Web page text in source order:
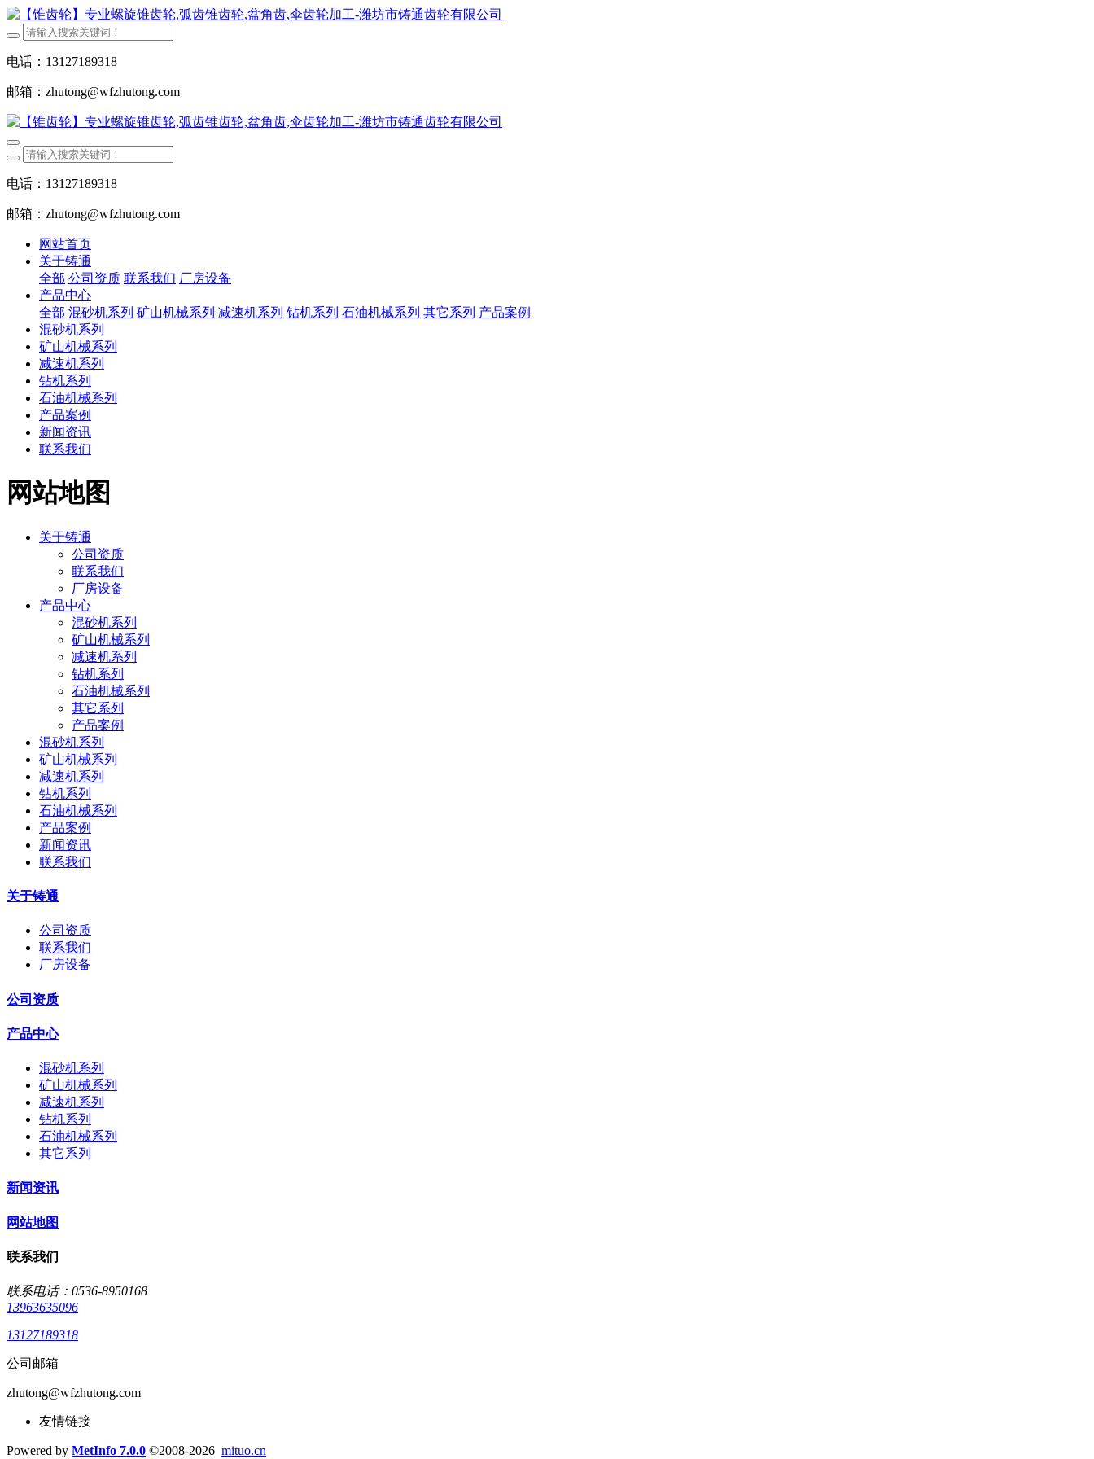
电话：13127189318
邮箱：zhutong@wfzhutong.com
电话：13127189318
邮箱：zhutong@wfzhutong.com
网站首页
关于铸通
全部 公司资质 联系我们 厂房设备
产品中心
全部 混砂机系列 矿山机械系列 减速机系列 钻机系列 石油机械系列 其它系列 产品案例
混砂机系列
矿山机械系列
减速机系列
钻机系列
石油机械系列
产品案例
新闻资讯
联系我们
网站地图
关于铸通
公司资质
联系我们
厂房设备
产品中心
混砂机系列
矿山机械系列
减速机系列
钻机系列
石油机械系列
其它系列
产品案例
混砂机系列
矿山机械系列
减速机系列
钻机系列
石油机械系列
产品案例
新闻资讯
联系我们
关于铸通
公司资质
联系我们
厂房设备
公司资质
产品中心
混砂机系列
矿山机械系列
减速机系列
钻机系列
石油机械系列
其它系列
新闻资讯
网站地图
联系我们
联系电话：0536-8950168
13963635096
13127189318
公司邮箱
zhutong@wfzhutong.com
友情链接
Powered by MetInfo 7.0.0 ©2008-2026 mituo.cn